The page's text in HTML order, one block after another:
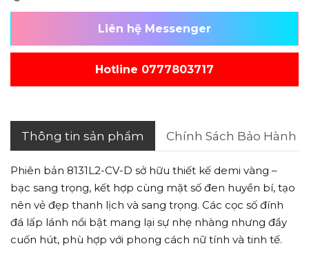
Liên hệ Messenger
Hotline 0777803717
Thông tin sản phẩm Chính Sách Bảo Hành
Phiên bản 8131L2-CV-D sở hữu thiết kế demi vàng –
bạc sang trọng, kết hợp cùng mặt số đen huyền bí, tạo
nên vẻ đẹp thanh lịch và sang trọng. Các cọc số đính
đá lấp lánh nổi bật mang lại sự nhẹ nhàng nhưng đầy
cuốn hút, phù hợp với phong cách nữ tính và tinh tế.